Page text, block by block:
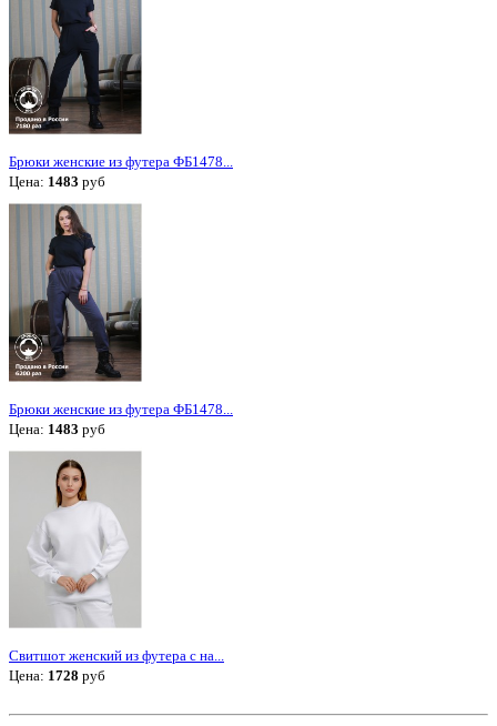
Брюки женские из футера ФБ1478...
Цена: 1483 руб
Брюки женские из футера ФБ1478...
Цена: 1483 руб
Свитшот женский из футера с на...
Цена: 1728 руб